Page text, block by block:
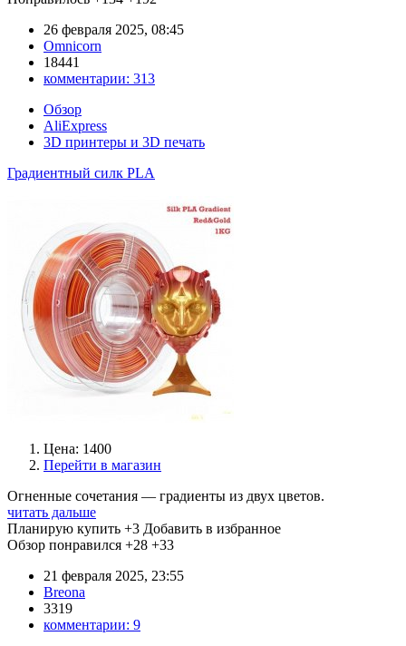
26 февраля 2025, 08:45
Omnicorn
18441
комментарии: 313
Обзор
AliExpress
3D принтеры и 3D печать
Градиентный силк PLA
Цена: 1400
Перейти в магазин
Огненные сочетания — градиенты из двух цветов.
читать дальше
Планирую купить +3 Добавить в избранное
Обзор понравился +28 +33
21 февраля 2025, 23:55
Breona
3319
комментарии: 9